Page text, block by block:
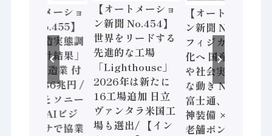
【オートメーショ
ン新聞 No.455】
「経済構造実態調
査二次集計結果」
2024年製造業 付
加価値額86兆円 /
三菱電機とソニー
セミコン AIビジ
ョンセンサで協業
【オートメーショ
ン新聞 No.454】
世界をリードする
先進的な工場
「Lighthouse」
2026年は新たに
16工場追加 日立
ヴァンタラ米国工
場も選出/ 【イン
【オートメーショ
ン新聞 No.453】
フィジカルAI本格
化へ 国産AI開発
や社会実装に活発
な動き Noetra、
富士通、日立 / 兵
神装備 × HMS、
老舗ポンプメーカ